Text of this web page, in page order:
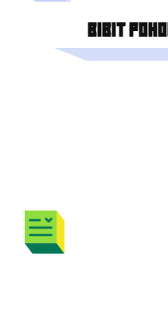
BIBIT